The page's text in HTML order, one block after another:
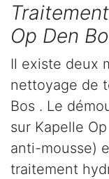
Op Den
Il existe deux
nettoyage de
Bos . Le
sur Kapelle
anti-mousse)
traitement